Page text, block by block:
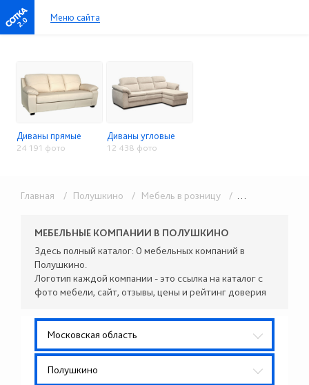
2.0 Меню сайта
Диваны прямые
24 191 фото
Диваны угловые
12 438 фото
Главная / Полушкино / Мебель в розницу / Мягкая мебель
МЕБЕЛЬНЫЕ КОМПАНИИ В ПОЛУШКИНО
Здесь полный каталог: 0 мебельных компаний в
Полушкино.
Логотип каждой компании - это ссылка на каталог с
фото мебели, сайт, отзывы, цены и рейтинг доверия
Московская область
Полушкино